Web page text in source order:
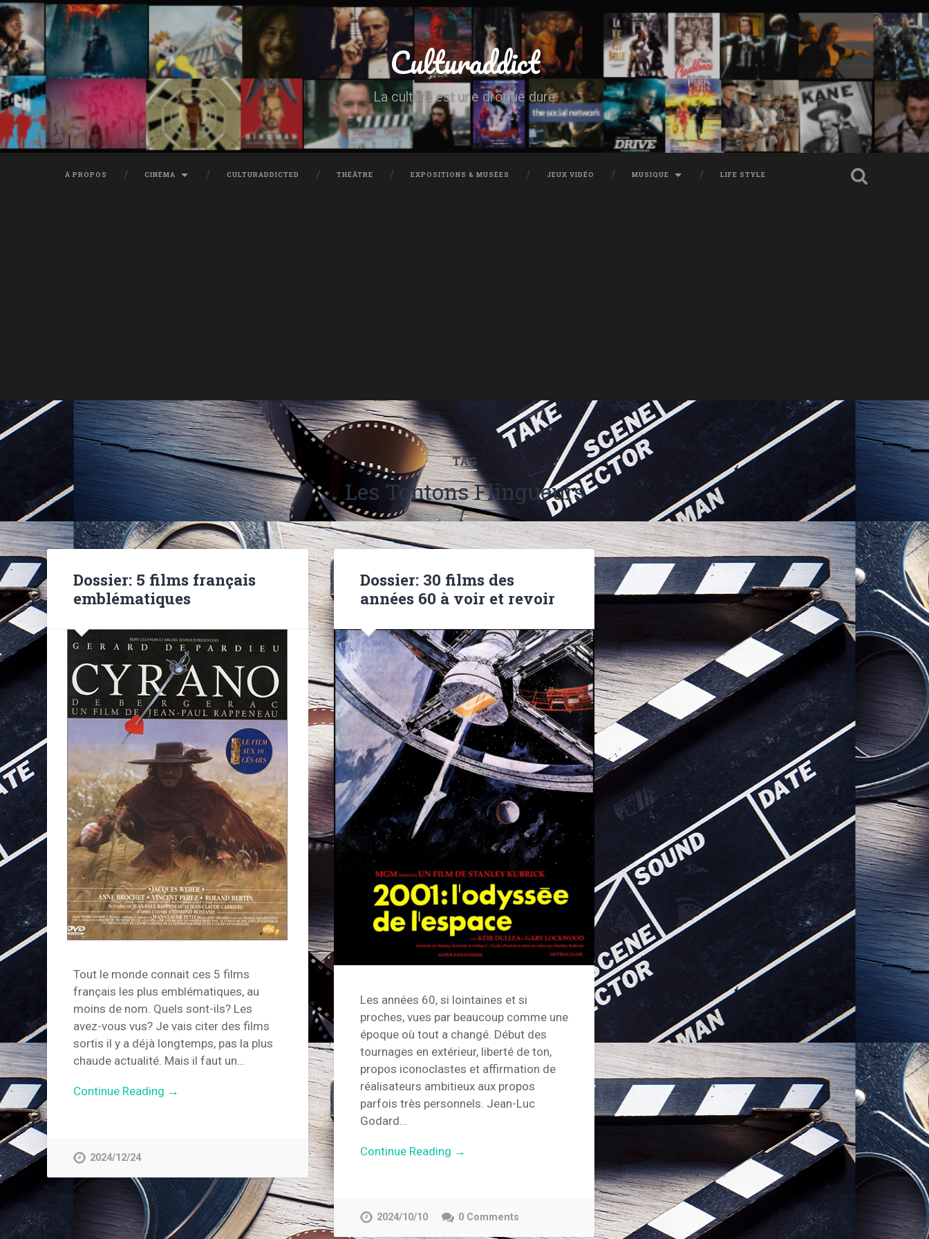
Culturaddict
La culture est une drogue dure
À PROPOS CINÉMA CULTURADDICTED THÉÂTRE EXPOSITIONS & MUSÉES JEUX VIDÉO MUSIQUE LIFE STYLE
TAG
Les Tontons Flingueurs
Dossier: 5 films français
emblématiques
Tout le monde connait ces 5 films
français les plus emblématiques, au
moins de nom. Quels sont-ils? Les
avez-vous vus? Je vais citer des films
sortis il y a déjà longtemps, pas la plus
chaude actualité. Mais il faut un…
Continue Reading →
2024/12/24
Dossier: 30 films des
années 60 à voir et revoir
Les années 60, si lointaines et si
proches, vues par beaucoup comme une
époque où tout a changé. Début des
tournages en extérieur, liberté de ton,
propos iconoclastes et affirmation de
réalisateurs ambitieux aux propos
parfois très personnels. Jean-Luc
Godard…
Continue Reading →
2024/10/10 0 Comments